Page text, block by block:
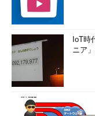
IoT時
ニア